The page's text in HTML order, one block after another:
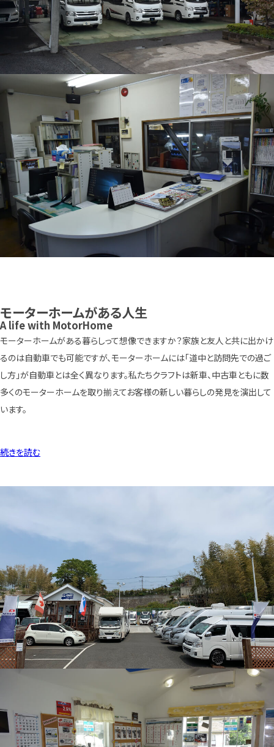
モーターホームがある人生
A life with MotorHome
モーターホームがある暮らしって想像できますか？家族と友人と共に出かけ
るのは自動車でも可能ですが、モーターホームには「道中と訪問先での過ご
し方」が自動車とは全く異なります。私たちクラフトは新車、中古車ともに数
多くのモーターホームを取り揃えてお客様の新しい暮らしの発見を演出して
います。
続きを読む